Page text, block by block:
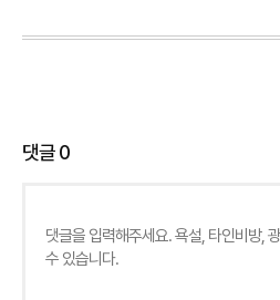
댓글0